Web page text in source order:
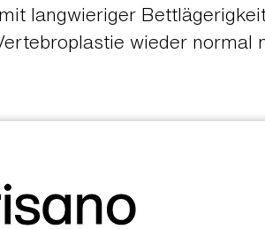
langwieriger
wieder normal